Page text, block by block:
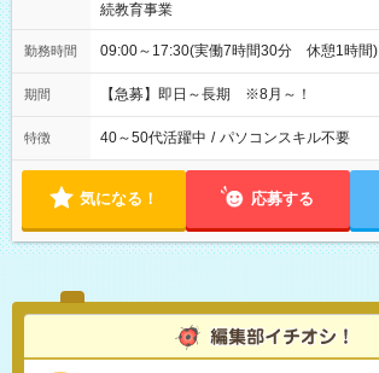
続教育事業
勤務時間 09:00～17:30(実働7時間30分 休憩1時間)
期間 【急募】即日～長期 ※8月～！
特徴 40～50代活躍中 / パソコンスキル不要
気になる！ 応募する